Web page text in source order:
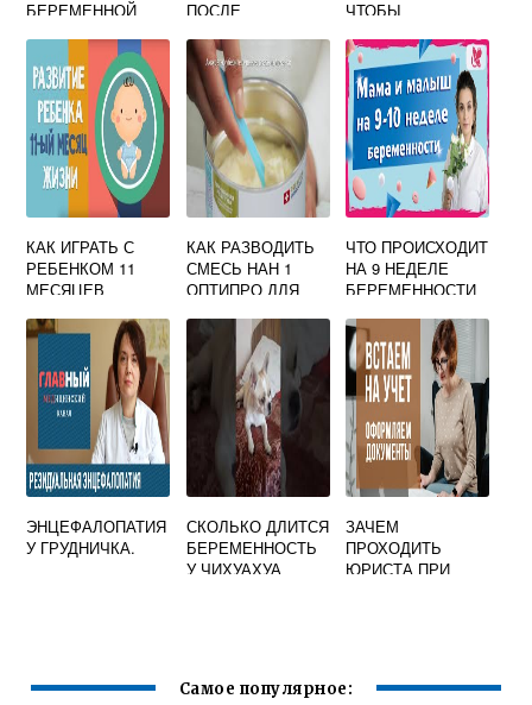
БЕРЕМЕННОЙ
ПОСЛЕ
ФОРУМ
ЧТОБЫ
ОТЗЫВЫ
КАК ИГРАТЬ С
РЕБЕНКОМ 11
МЕСЯЦЕВ
КАК РАЗВОДИТЬ
СМЕСЬ НАН 1
ОПТИПРО ДЛЯ
ЧТО ПРОИСХОДИТ
НА 9 НЕДЕЛЕ
БЕРЕМЕННОСТИ
ЭНЦЕФАЛОПАТИЯ
У ГРУДНИЧКА.
СКОЛЬКО ДЛИТСЯ
БЕРЕМЕННОСТЬ
У ЧИХУАХУА
ЗАЧЕМ
ПРОХОДИТЬ
ЮРИСТА ПРИ
Самое популярное: